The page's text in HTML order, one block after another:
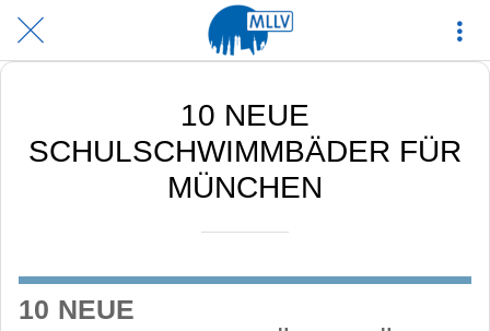
10 NEUE
SCHULSCHWIMMBÄDER FÜR
MÜNCHEN
10 NEUE